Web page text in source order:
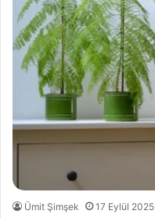
Ümit Şimşek 17 Eylül 2025